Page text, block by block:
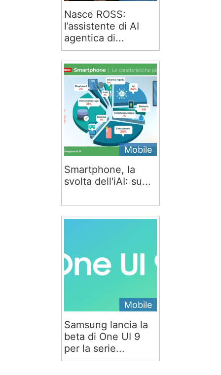
Nasce ROSS:
l’assistente di AI
agentica di...
Mobile
Smartphone, la
svolta dell'iAI: su...
Mobile
Samsung lancia la
beta di One UI 9
per la serie...